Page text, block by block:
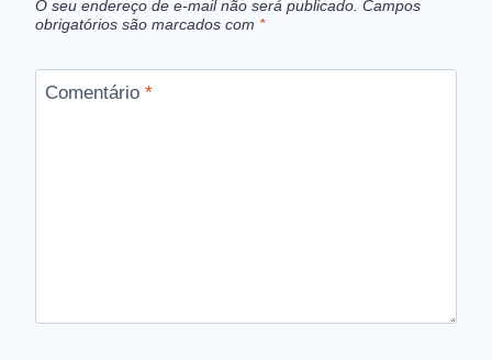
O seu endereço de e-mail não será publicado. Campos
obrigatórios são marcados com *
Comentário *